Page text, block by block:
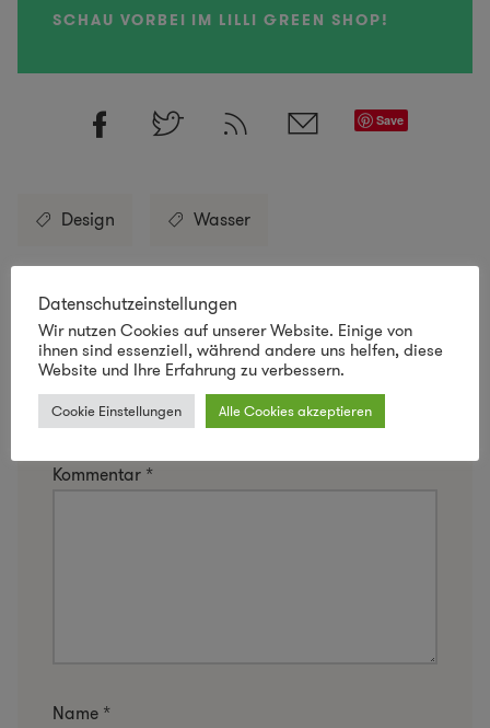
SCHAU VORBEI IM LILLI GREEN SHOP!
Save
Design Wasser
Schreibe einen Kommentar
Deine E-Mail-Adresse wird nicht veröffentlicht.
Erforderliche Felder sind mit*markiert
Kommentar *
Name *
Datenschutzeinstellungen
Wir nutzen Cookies auf unserer Website. Einige von
ihnen sind essenziell, während andere uns helfen, diese
Website und Ihre Erfahrung zu verbessern.
Cookie Einstellungen Alle Cookies akzeptieren